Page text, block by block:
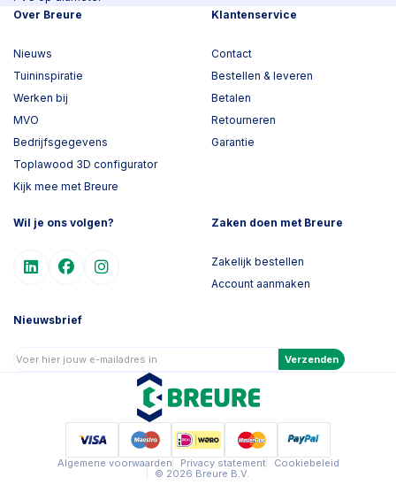
Over Breure
Nieuws
Tuininspiratie
Werken bij
MVO
Bedrijfsgegevens
Toplawood 3D configurator
Kijk mee met Breure
Klantenservice
Contact
Bestellen & leveren
Betalen
Retourneren
Garantie
Wil je ons volgen? Zaken doen met Breure
Zakelijk bestellen
Account aanmaken
Nieuwsbrief
Verzenden
Algemene voorwaarden Privacy statement
Cookiebeleid
© 2026 Breure B.V.